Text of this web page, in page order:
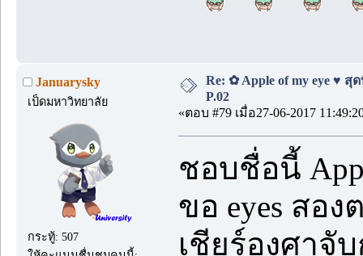
Januarysky
เป็ดมหาวิทยาลัย
กระทู้: 507
Re: ✿ Apple of my eye ♥
P.02
«ตอบ #79 เมื่อ27-06-2017
ชอบชื่อนี้
ขอ eyes สอง
เชียร์องศาจั